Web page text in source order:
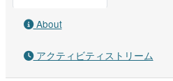
About
アクティビティストリーム